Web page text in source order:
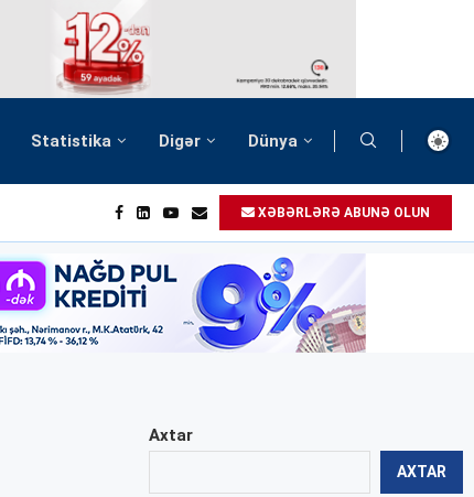
Statistika Digər Dünya
XƏBƏRLƏRƏ ABUNƏ OLUN
Axtar
AXTAR